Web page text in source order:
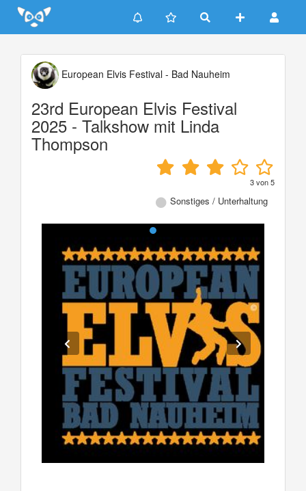
Update cookies preferences
European Elvis Festival - Bad Nauheim
23rd European Elvis Festival
2025 - Talkshow mit Linda
Thompson
3von5
Sonstiges / Unterhaltung